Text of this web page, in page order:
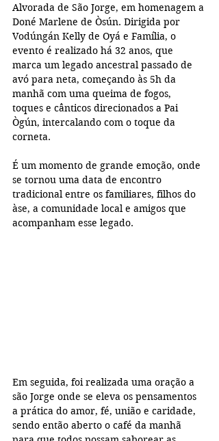
Alvorada de São Jorge, em homenagem a
Doné Marlene de Òsún. Dirigida por
Vodúngán Kelly de Oyá e Família, o
evento é realizado há 32 anos, que
marca um legado ancestral passado de
avó para neta, começando às 5h da
manhã com uma queima de fogos,
toques e cânticos direcionados a Pai
Ògún, intercalando com o toque da
corneta.
É um momento de grande emoção, onde
se tornou uma data de encontro
tradicional entre os familiares, filhos do
àse, a comunidade local e amigos que
acompanham esse legado.
Em seguida, foi realizada uma oração a
são Jorge onde se eleva os pensamentos
a prática do amor, fé, união e caridade,
sendo então aberto o café da manhã